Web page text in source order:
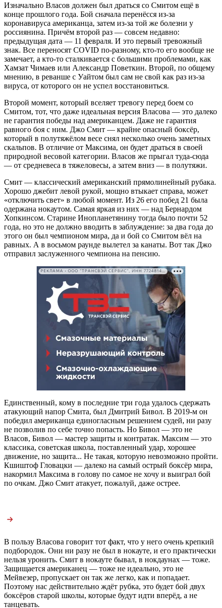
Изначально Власов должен был драться со Смитом ещё в
конце прошлого года. Бой сначала перенёсся из-за
коронавируса американца, затем из-за той же болезни у
россиянина. Причём второй раз — совсем недавно:
предыдущая дата — 11 февраля. И это первый тревожный
знак. Все переносят COVID по-разному, кто-то его вообще не
замечает, а кто-то сталкивается с большими проблемами, как
Хамзат Чимаев или Александр Поветкин. Второй, по общему
мнению, в реванше с Уайтом был сам не свой как раз из-за
вируса, от которого он не успел восстановиться.
Второй момент, который вселяет тревогу перед боем со
Смитом, тот, что даже идеальная версия Власова — это далеко
не гарантия победы над американцем. Даже не гарантия
равного боя с ним. Джо Смит — крайне опасный боксёр,
который в полутяжёлом весе снял несколько очень заметных
скальпов. В отличие от Максима, он будет драться в своей
природной весовой категории. Власов же прыгал туда-сюда
— от средневеса в тяжеловесы, а затем вниз — в полутяжи.
Смит — классический американский прямолинейный рубака.
Хорошо джебит левой рукой, мощно втыкает справа, может
«отключить свет» в любой момент. Из 26 его побед 21 была
одержана нокаутом. Самая яркая из них — над Бернардом
Хопкинсом. Старине Инопланетянину тогда было почти 52
года, но это не должно вводить в заблуждение: за два года до
этого он был чемпионом мира, да и бой со Смитом вёл на
равных. А в восьмом раунде вылетел за канаты. Вот так Джо
отправил заслуженного чемпиона на пенсию.
РЕКЛАМА • ООО "ТРАНСВЭЙ СЕРВИС", ИНН 7724814198
Единственный, кому в последние три года удалось сдержать
атакующий напор Смита, был Дмитрий Бивол. В 2019-м он
победил американца единогласным решением судей, ни разу
не позволив по себе точно попасть. Но Бивол — это не
Власов, Бивол — мастер защиты и контратак. Максим — это
классика, советская школа, поставленный удар, хорошее
движение, но защита... Не такая, которую невозможно пройти.
Кшиштоф Гловацки — далеко на самый острый боксёр мира,
накормил Максима в голову по самое не хочу и выиграл бой
по очкам. Джо Смит атакует, пожалуй, даже острее.
В пользу Власова говорит тот факт, что у него очень крепкий
подбородок. Они ни разу не был в нокауте, и его практически
нельзя уронить. Смит в нокауте бывал, в нокдаунах — тоже.
Защищается американец — тоже не идеально, это не
Мейвезер, пропускает он так же легко, как и попадает.
Поэтому нас действительно ждёт рубка, это будет бой двух
боксёров старой школы, которые будут идти вперёд, а не
танцевать.